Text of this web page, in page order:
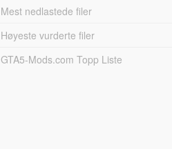
Mest nedlastede filer
Høyeste vurderte filer
GTA5-Mods.com Topp Liste